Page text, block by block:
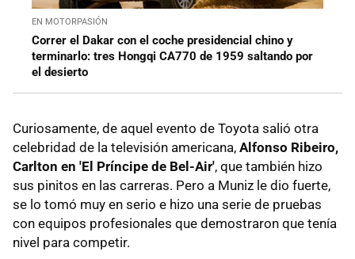
EN MOTORPASIÓN
Correr el Dakar con el coche presidencial chino y
terminarlo: tres Hongqi CA770 de 1959 saltando por
el desierto
Curiosamente, de aquel evento de Toyota salió otra
celebridad de la televisión americana, Alfonso Ribeiro,
Carlton en 'El Príncipe de Bel-Air', que también hizo
sus pinitos en las carreras. Pero a Muniz le dio fuerte,
se lo tomó muy en serio e hizo una serie de pruebas
con equipos profesionales que demostraron que tenía
nivel para competir.